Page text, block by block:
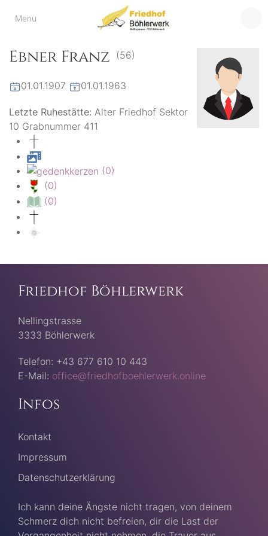
Menu
Friedhof
der virtuelle Friedhof
Ebner Franz (56)
01.01.1907 01.01.1963
Letzte Ruhestätte: Alter Friedhof Sektor
10 Grabnummer 411
(0)
(0)
(0)
Friedhof Böhlerwerk
Nellingstrasse
3333 Böhlerwerk
Telefon: +43 677 610 10 443
E-Mail: office@friedhofboehlerwerk.online
Infos
Kontakt
Impressum
Datenschutzerklärung
Ich kann deine Ängste nicht tragen, von deinem
Schmerz dich nicht befreien, dir die Last der